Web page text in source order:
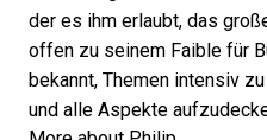
der es ihm erlaubt, das
offen zu seinem Faible für
bekannt, Themen intensiv
und alle Aspekte